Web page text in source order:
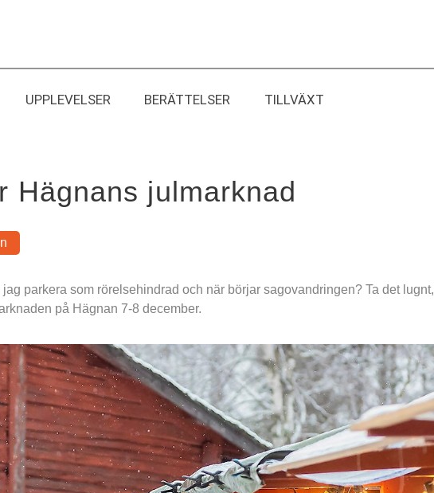
UPPLEVELSER BERÄTTELSER TILLVÄXT
Hägnans julmarknad
parkera som rörelsehindrad och när börjar sagovandringen? Ta det lugnt,
på Hägnan 7-8 december.